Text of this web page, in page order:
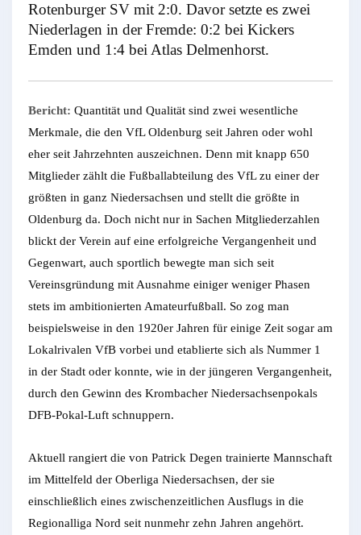
Rotenburger SV mit 2:0. Davor setzte es zwei
Niederlagen in der Fremde: 0:2 bei Kickers
Emden und 1:4 bei Atlas Delmenhorst.
Bericht: Quantität und Qualität sind zwei wesentliche
Merkmale, die den VfL Oldenburg seit Jahren oder wohl
eher seit Jahrzehnten auszeichnen. Denn mit knapp 650
Mitglieder zählt die Fußballabteilung des VfL zu einer der
größten in ganz Niedersachsen und stellt die größte in
Oldenburg da. Doch nicht nur in Sachen Mitgliederzahlen
blickt der Verein auf eine erfolgreiche Vergangenheit und
Gegenwart, auch sportlich bewegte man sich seit
Vereinsgründung mit Ausnahme einiger weniger Phasen
stets im ambitionierten Amateurfußball. So zog man
beispielsweise in den 1920er Jahren für einige Zeit sogar am
Lokalrivalen VfB vorbei und etablierte sich als Nummer 1
in der Stadt oder konnte, wie in der jüngeren Vergangenheit,
durch den Gewinn des Krombacher Niedersachsenpokals
DFB-Pokal-Luft schnuppern.
Aktuell rangiert die von Patrick Degen trainierte Mannschaft
im Mittelfeld der Oberliga Niedersachsen, der sie
einschließlich eines zwischenzeitlichen Ausflugs in die
Regionalliga Nord seit nunmehr zehn Jahren angehört.